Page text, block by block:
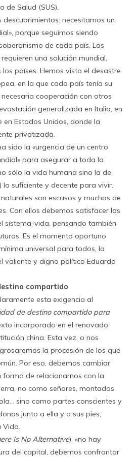
de Salud (SUS).
necesitamos un
porque seguimos siendo
de cada país. Los
una solución mundial,
países. Hemos visto el desastre
en la que cada país tenía su
cooperación con otros
generalizada en Italia, en
en Estados Unidos, donde la
privatizada.
sido la «urgencia de un centro
para asegurar a toda la
sólo la vida humana sino la de
lo suficiente y decente para vivir.
son escasos y muchos de
Con ellos debemos satisfacer las
sistema-vida, pensando también
Es el momento oportuno
universal para todos, la
valiente y digno político Eduardo
compartido
esta exigencia al
de destino compartido para
incorporado en el renovado
china. Esta vez, o nos
la procesión de los que
Por eso, debemos cambiar
forma de relacionarnos con la
no como señores, montados
sino como partes conscientes y
junto a ella y a sus pies,
Vida.
Is No Alternative), «no hay
del capital, debemos confrontar